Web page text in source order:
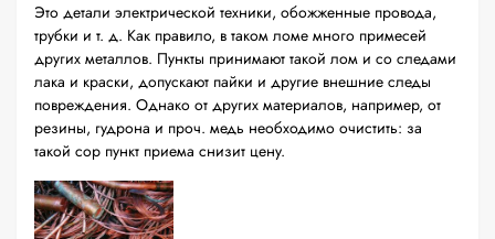
Это детали электрической техники, обожженные провода,
трубки и т. д. Как правило, в таком ломе много примесей
других металлов. Пункты принимают такой лом и со следами
лака и краски, допускают пайки и другие внешние следы
повреждения. Однако от других материалов, например, от
резины, гудрона и проч. медь необходимо очистить: за
такой сор пункт приема снизит цену.